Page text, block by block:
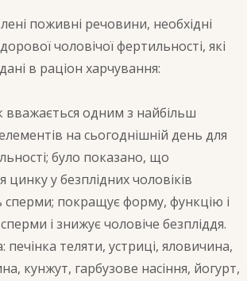
поживні речовини, необхідні
чоловічої фертильності, які
в раціон харчування:
вважається одним з найбільш
на сьогоднішній день для
було показано, що
цинку у безплідних чоловіків
сперми; покращує форму, функцію і
сперми і знижує чоловіче безпліддя.
печінка теляти, устриці, яловичина,
кунжут, гарбузове насіння, йогурт,